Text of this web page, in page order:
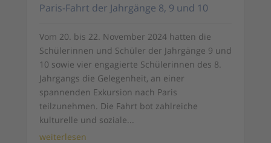
Paris-Fahrt der Jahrgänge 8, 9 und 10
Vom 20. bis 22. November 2024 hatten die
Schülerinnen und Schüler der Jahrgänge 9 und
10 sowie vier engagierte Schülerinnen des 8.
Jahrgangs die Gelegenheit, an einer
spannenden Exkursion nach Paris
teilzunehmen. Die Fahrt bot zahlreiche
kulturelle und soziale...
weiterlesen